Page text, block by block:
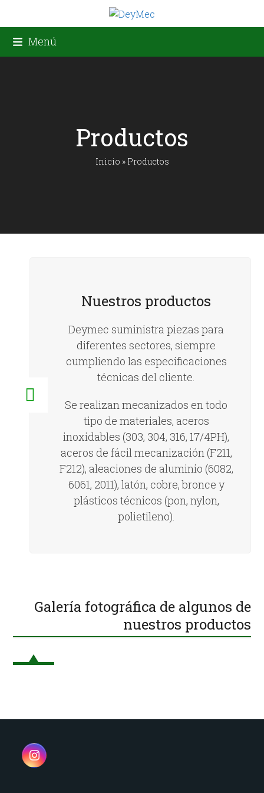
Menú
Productos
Inicio » Productos
Nuestros productos
Deymec suministra piezas para
diferentes sectores, siempre
cumpliendo las especificaciones
técnicas del cliente.
Se realizan mecanizados en todo
tipo de materiales, aceros
inoxidables (303, 304, 316, 17/4PH),
aceros de fácil mecanización (F211,
F212), aleaciones de aluminio (6082,
6061, 2011), latón, cobre, bronce y
plásticos técnicos (pon, nylon,
polietileno).
Galería fotográfica de algunos de
nuestros productos
Instagram